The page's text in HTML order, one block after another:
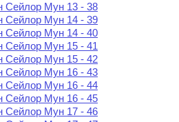
Сейлор Мун 13 - 38
Сейлор Мун 14 - 39
Сейлор Мун 14 - 40
Сейлор Мун 15 - 41
Сейлор Мун 15 - 42
Сейлор Мун 16 - 43
Сейлор Мун 16 - 44
Сейлор Мун 16 - 45
Сейлор Мун 17 - 46